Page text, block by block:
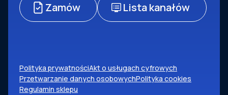
Zamów Lista kanałów
Polityka prywatnościAkt o usługach cyfrowych
Przetwarzanie danych osobowychPolityka cookies
Regulamin sklepu